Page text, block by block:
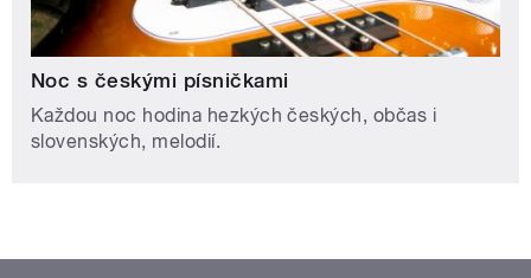
Noc s českými písničkami
Každou noc hodina hezkých českých, občas i
slovenských, melodií.